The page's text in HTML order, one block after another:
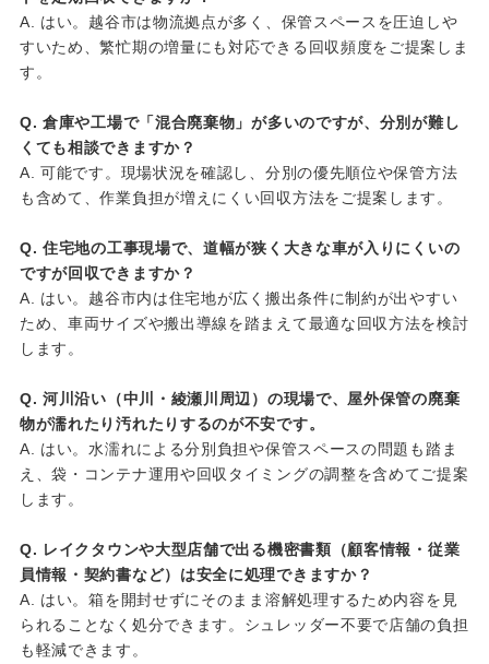
A. はい。越谷市は物流拠点が多く、保管スペースを圧迫しや
すいため、繁忙期の増量にも対応できる回収頻度をご提案しま
す。
Q. 倉庫や工場で「混合廃棄物」が多いのですが、分別が難し
くても相談できますか？
A. 可能です。現場状況を確認し、分別の優先順位や保管方法
も含めて、作業負担が増えにくい回収方法をご提案します。
Q. 住宅地の工事現場で、道幅が狭く大きな車が入りにくいの
ですが回収できますか？
A. はい。越谷市内は住宅地が広く搬出条件に制約が出やすい
ため、車両サイズや搬出導線を踏まえて最適な回収方法を検討
します。
Q. 河川沿い（中川・綾瀬川周辺）の現場で、屋外保管の廃棄
物が濡れたり汚れたりするのが不安です。
A. はい。水濡れによる分別負担や保管スペースの問題も踏ま
え、袋・コンテナ運用や回収タイミングの調整を含めてご提案
します。
Q. レイクタウンや大型店舗で出る機密書類（顧客情報・従業
員情報・契約書など）は安全に処理できますか？
A. はい。箱を開封せずにそのまま溶解処理するため内容を見
られることなく処分できます。シュレッダー不要で店舗の負担
も軽減できます。